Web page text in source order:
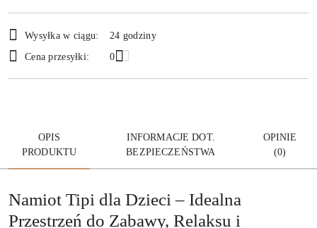
i
dostawa
Wysyłka w ciągu:
24 godziny
Cena przesyłki:
0
OPIS
PRODUKTU
INFORMACJE DOT.
BEZPIECZEŃSTWA
OPINIE
(0)
Namiot Tipi dla Dzieci – Idealna
Przestrzeń do Zabawy, Relaksu i